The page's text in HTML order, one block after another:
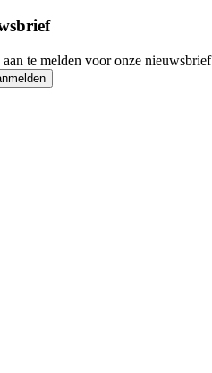
te melden voor onze nieuwsbrief